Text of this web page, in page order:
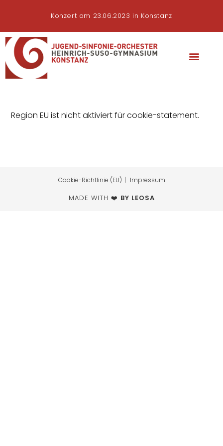
Konzert am 23.06.2023 in Konstanz
Region EU ist nicht aktiviert für cookie-statement.
Cookie-Richtlinie (EU) Impressum
MADE WITH ❤️ BY LEOSA